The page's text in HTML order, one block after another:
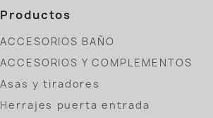
Productos
ACCESORIOS BAÑO
ACCESORIOS Y COMPLEMENTOS
Asas y tiradores
Herrajes puerta entrada